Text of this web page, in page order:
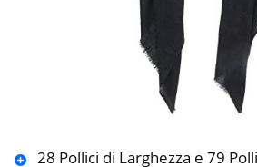
28 Pollici di Larghezza e 79